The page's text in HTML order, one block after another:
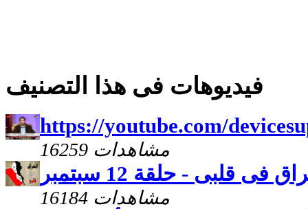
فيديوهات فى هذا التصنيف
https://youtube.com/
16259 مشاهدات
فى قلبى - حلقة 12 سبتمبر
16184 مشاهدات